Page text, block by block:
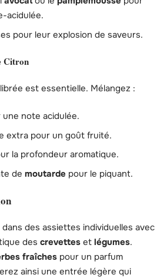
acidulée.
pour leur explosion de saveurs.
Citron
est essentielle. Mélangez :
une note acidulée.
extra pour un goût fruité.
la profondeur aromatique.
de moutarde pour le piquant.
dans des assiettes individuelles avec
des crevettes et légumes.
fraîches pour un parfum
ainsi une entrée légère qui